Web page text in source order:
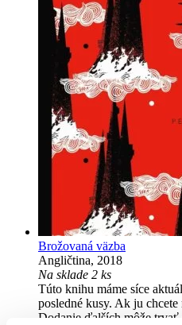
Brožovaná väzba
Angličtina, 2018
Na sklade 2 ks
Túto knihu máme síce
posledné kusy. Ak ju
Dodanie ďalších môže trvať